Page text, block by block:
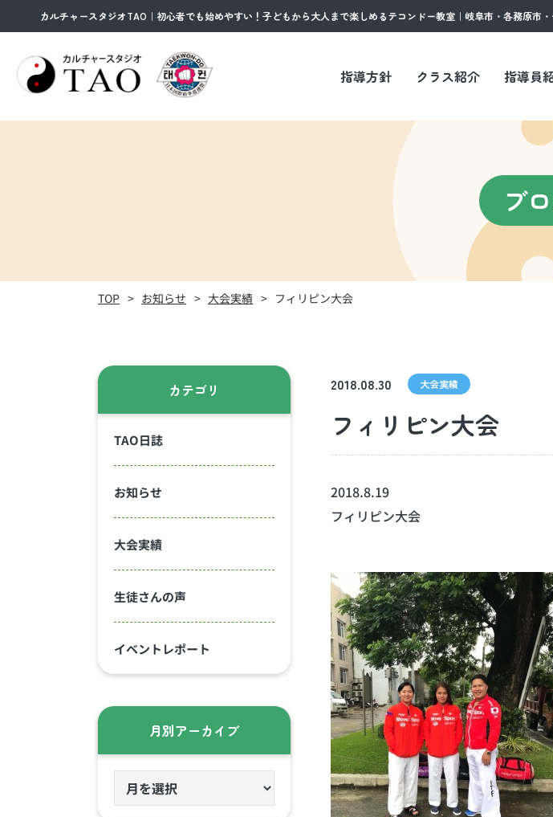
カルチャースタジオTAO｜初心者でも始めやすい！子どもから大人まで楽しめるテコンドー教室｜岐阜市・各務原市
指導方針 クラス紹介 指導員
年間スケジュール
ブ
TOP お知らせ 大会実績 フィリピン大会
2018.08.30 大会実績
フィリピン大会
2018.8.19
フィリピン大会
カテゴリ
TAO日誌
お知らせ
大会実績
生徒さんの声
イベントレポート
月別アーカイブ